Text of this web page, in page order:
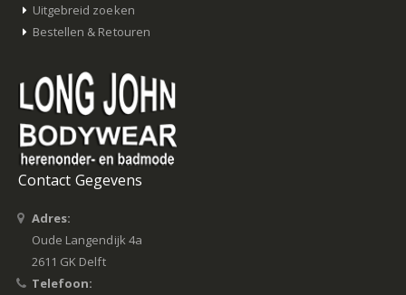
Uitgebreid zoeken
Bestellen & Retouren
Contact Gegevens
Adres:
Oude Langendijk 4a
2611 GK Delft
Telefoon: